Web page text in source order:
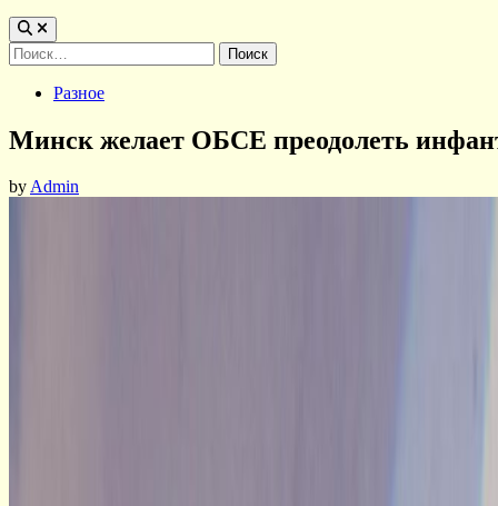
Найти:
PostedРазное
Минск желает ОБСЕ преодолеть
byAdmin